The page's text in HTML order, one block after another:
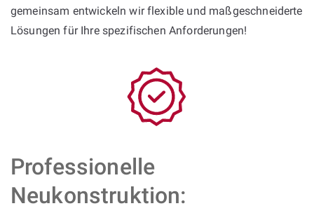
gemeinsam entwickeln wir flexible und maßgeschneiderte
Lösungen für Ihre spezifischen Anforderungen!
Professionelle
Neukonstruktion: